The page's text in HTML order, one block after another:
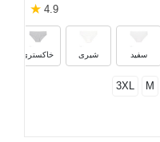
4.9
★
سفید شیری خاکستری
M
3XL